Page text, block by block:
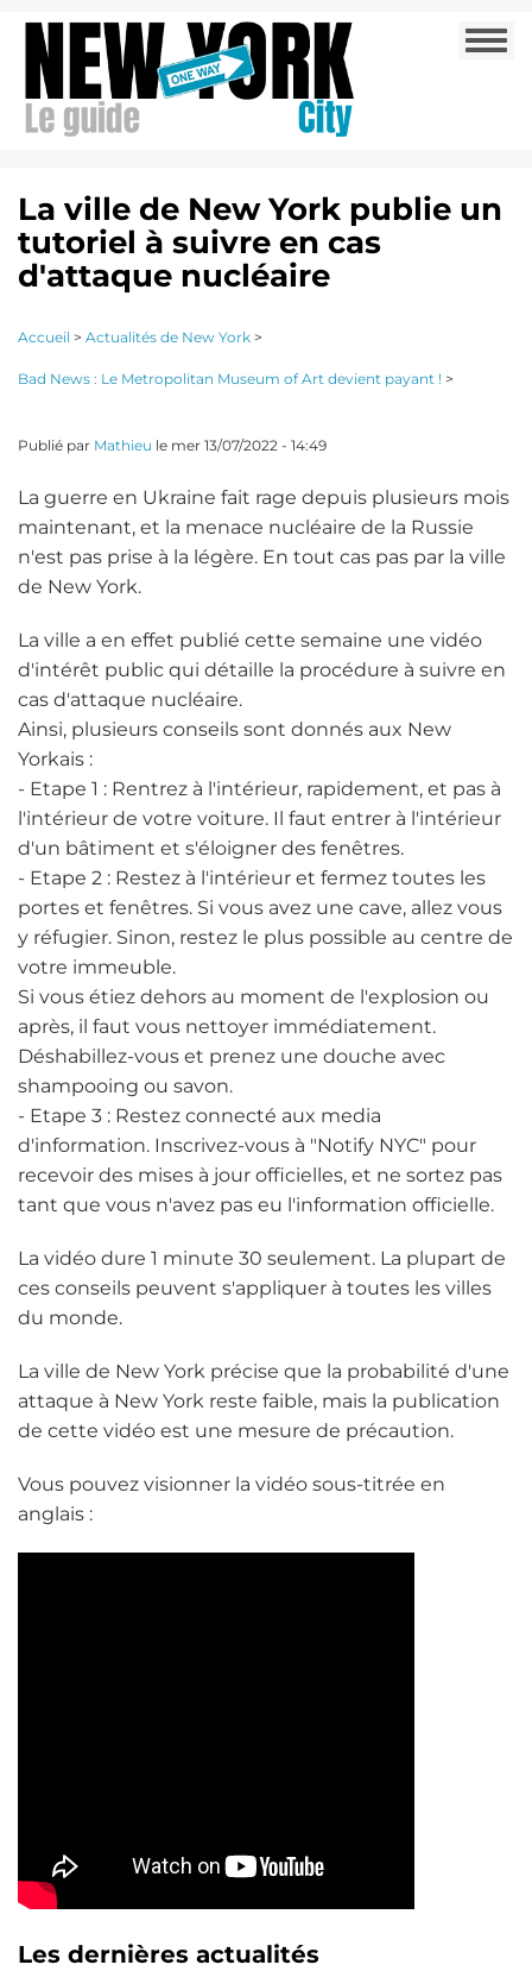
Aller
contenu
principal
La ville de New York publie un
tutoriel à suivre en cas
d'attaque nucléaire
Accueil > Actualités de New York >
Bad News : Le Metropolitan Museum of Art devient payant ! >
Publié par Mathieu le mer 13/07/2022 - 14:49
La guerre en Ukraine fait rage depuis plusieurs mois
maintenant, et la menace nucléaire de la Russie
n'est pas prise à la légère. En tout cas pas par la ville
de New York.
La ville a en effet publié cette semaine une vidéo
d'intérêt public qui détaille la procédure à suivre en
cas d'attaque nucléaire.
Ainsi, plusieurs conseils sont donnés aux New
Yorkais :
- Etape 1 : Rentrez à l'intérieur, rapidement, et pas à
l'intérieur de votre voiture. Il faut entrer à l'intérieur
d'un bâtiment et s'éloigner des fenêtres.
- Etape 2 : Restez à l'intérieur et fermez toutes les
portes et fenêtres. Si vous avez une cave, allez vous
y réfugier. Sinon, restez le plus possible au centre de
votre immeuble.
Si vous étiez dehors au moment de l'explosion ou
après, il faut vous nettoyer immédiatement.
Déshabillez-vous et prenez une douche avec
shampooing ou savon.
- Etape 3 : Restez connecté aux media
d'information. Inscrivez-vous à "Notify NYC" pour
recevoir des mises à jour officielles, et ne sortez pas
tant que vous n'avez pas eu l'information officielle.
La vidéo dure 1 minute 30 seulement. La plupart de
ces conseils peuvent s'appliquer à toutes les villes
du monde.
La ville de New York précise que la probabilité d'une
attaque à New York reste faible, mais la publication
de cette vidéo est une mesure de précaution.
Vous pouvez visionner la vidéo sous-titrée en
anglais :
Les dernières actualités